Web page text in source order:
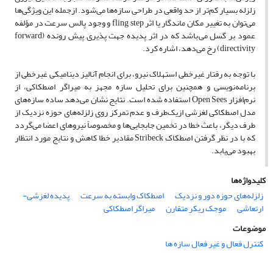
زلزله بسیار کم‌تر از حد واقعی در طراحی سازه‌ها می‌شود. ازجمله این ویژگی‌ها
می‌توان به تغییر مکان ماندگار یا اثر fling step و وجود پالس سرعت در مؤلفه
عمود بر گسل می‌باشد که در اثر پدیده جهت پذیری پیش رونده (forward
directivity) رخ می‌دهد، اشاره کرد.
با توجه به رفتار غیرخطی استهلاک نیرو، برای انجام آنالیز دینامیکی غیرخطی از
برنامه‌نویسی و همچنین برای تحلیل سازه مجهز به میراگر اصطکاکی، از
نرم‌افزار Open Sees استفاده شده است. نتایج نشان می‌دهد ساده سازه‌های
مدل اصطکاکی لغزشی ازیک‌طرف و عدم تمرکز روی زلزله‌های حوزه نزدیک از
طرف دیگر، باعث خطا در تخمین جابجایی‌ها و مخصوصاً نیروهای اعضا می‌گردد
که با در نظر گرفتن اصطکاک Stribeck مقادیر خطا کاهش و نتایج مورد انتظار
بهبود می‌یابد.
کلیدواژه‌ها
زلزله‌های حوزه دور و نزدیک
اصطکاک وابسته به سرعت پدیده لغزشی-
ارتعاشی موجک ریکر متقارن
میراگر اصطکاکی
موضوعات
کنترل فعال و غیر فعال سازه ها